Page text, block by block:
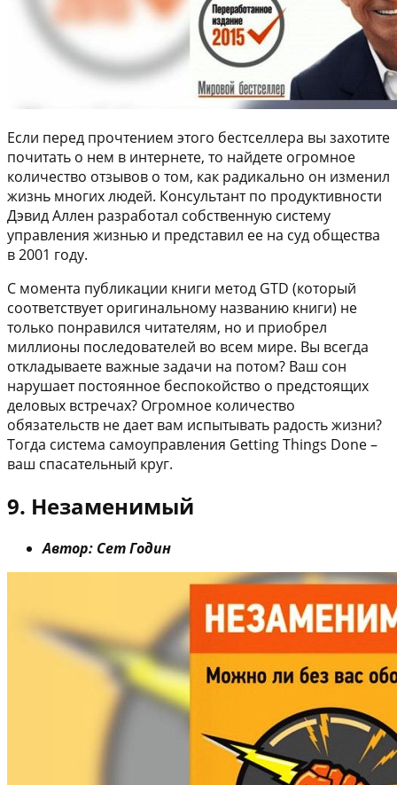
Если перед прочтением этого бестселлера вы захотите
почитать о нем в интернете, то найдете огромное
количество отзывов о том, как радикально он изменил
жизнь многих людей. Консультант по продуктивности
Дэвид Аллен разработал собственную систему
управления жизнью и представил ее на суд общества
в 2001 году.
С момента публикации книги метод GTD (который
соответствует оригинальному названию книги) не
только понравился читателям, но и приобрел
миллионы последователей во всем мире. Вы всегда
откладываете важные задачи на потом? Ваш сон
нарушает постоянное беспокойство о предстоящих
деловых встречах? Огромное количество
обязательств не дает вам испытывать радость жизни?
Тогда система самоуправления Getting Things Done –
ваш спасательный круг.
9. Незаменимый
Автор: Сет Годин